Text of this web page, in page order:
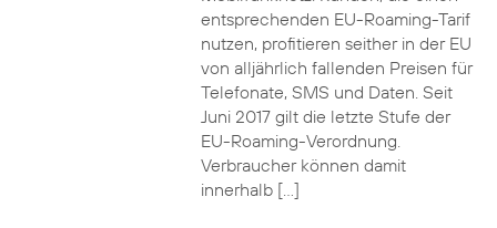
entsprechenden EU-Roaming-Tarif
nutzen, profitieren seither in der EU
von alljährlich fallenden Preisen für
Telefonate, SMS und Daten. Seit
Juni 2017 gilt die letzte Stufe der
EU-Roaming-Verordnung.
Verbraucher können damit
innerhalb […]